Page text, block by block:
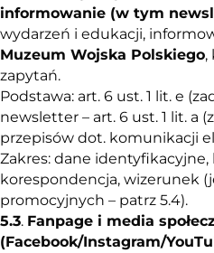
informowanie (w tym
wydarzeń i edukacji,
Muzeum Wojska Polskiego,
zapytań.
Podstawa: art. 6 ust. 1 lit. e
newsletter – art. 6 ust. 1 lit. a
przepisów dot. komunikacji
Zakres: dane
korespondencja, wizerunek
promocyjnych – patrz 5.4).
5.3. Fanpage i media
(Facebook/Instagram/